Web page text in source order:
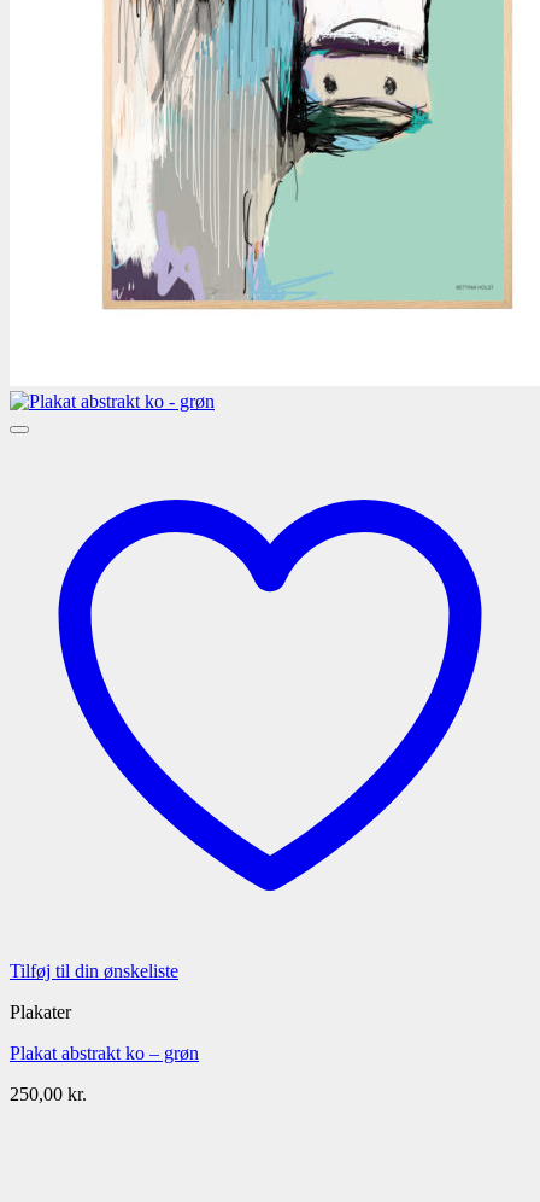
Tilføj til din ønskeliste
Plakater
Plakat abstrakt ko – grøn
250,00 kr.